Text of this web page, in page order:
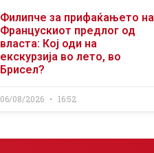
Филипче за прифаќањето на
Францускиот предлог од
власта: Кој оди на
екскурзија во лето, во
Брисел?
06/08/2026 16:52